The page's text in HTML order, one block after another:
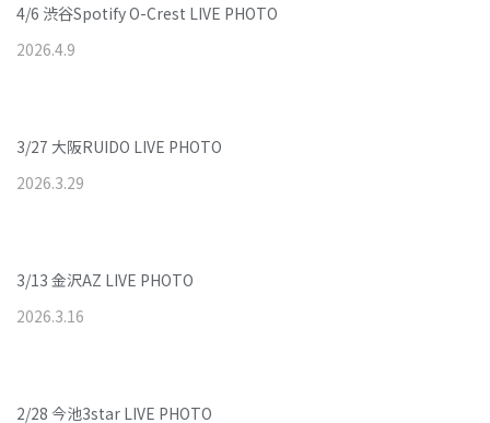
4/6 渋谷Spotify O-Crest LIVE PHOTO
2026.4.9
3/27 大阪RUIDO LIVE PHOTO
2026.3.29
3/13 金沢AZ LIVE PHOTO
2026.3.16
2/28 今池3star LIVE PHOTO